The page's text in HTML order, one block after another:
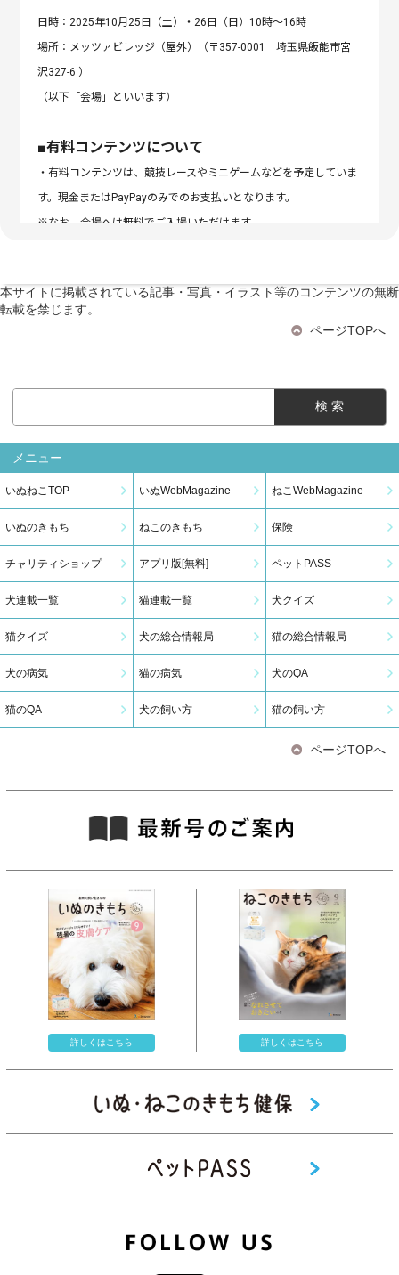
日時：2025年10月25日（土）・26日（日）10時～16時
場所：メッツァビレッジ（屋外）（〒357-0001 埼玉県飯能市宮
沢327-6 ）
（以下「会場」といいます）
■有料コンテンツについて
・有料コンテンツは、競技レースやミニゲームなどを予定していま
す。現金またはPayPayのみでのお支払いとなります。
※なお、会場へは無料でご入場いただけます。
■当日の開催について
当日の天災地変、火災、地震、豪雨等の悪天候、洪水、交通機関の
本イベントの開催中止を決定した場合、または、弊社の責めに帰す
べき事由により弊社が本イベントの開催中止を決定した場合、本ホ
https://x.com/inunekome）でお知らせいたします。
■ご来場にあたっての注意事項
・開場時間直後は、来場者の集中による混雑の為、入場に時間がか
・会場内の混雑状況により、安全のため入場制限を行う可能性がご
者同士での解決をお願いします。弊社および施設管理者は一切責任
・ 各出店者が提供する商品（食品を含む）、サービス等の購入はあ
・本イベントでプレゼント・景品をお渡しすることがある場合、当
で第三者に転売する行為はおやめください。
・会場内では、弊社および弊社委託先のスタッフ（以下「スタッ
フ」といいます）による写真や動画撮影が行われる予定です。 会場
内のお客さまが映り込む場合があります。それらは、本イベント終
了後の広告物、取材メディアに露出・掲載される場合がありますの
で、あらかじめご了承ください。
・本イベントの様子を撮影した写真や映像／音声をインターネット
上で公開する場合は、被写体のかたや出店者にその旨を確認し了承
を得たうえで、お客様ご自身の責任において行ってください。
・駐車場は混雑が予想されるため、お時間に余裕をもってご来場く
・出店者によって電子決済使用可否は異なるため、現金をあらかじ
・体調のすぐれない方や、発熱・咳などの症状がある方はご来場を
本サイトに掲載されている記事・写真・イラスト等のコンテンツの無断
転載を禁じます。
ページTOPへ
メニュー
いぬねこTOP いぬWebMagazine ねこWebMagazine
いぬのきもち ねこのきもち 保険
チャリティショップ アプリ版[無料] ペットPASS
犬連載一覧 猫連載一覧 犬クイズ
猫クイズ 犬の総合情報局 猫の総合情報局
犬の病気 猫の病気 犬のQA
猫のQA 犬の飼い方 猫の飼い方
ページTOPへ
詳しくはこちら 詳しくはこちら